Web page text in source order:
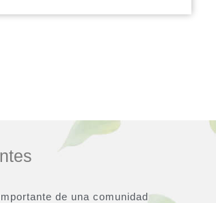
de una comunidad